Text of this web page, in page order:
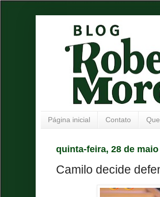
Página inicial Contato
quinta-feira, 28 de maio
Camilo decide